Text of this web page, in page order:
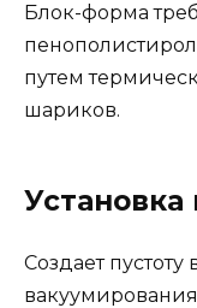
Блок-форма
путем
шариков.
Установка
Создает